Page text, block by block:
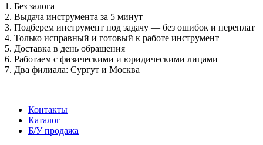
1. Без залога
2. Выдача инструмента за 5 минут
3. Подберем инструмент под задачу — без ошибок и переплат
4. Только исправный и готовый к работе инструмент
5. Доставка в день обращения
6. Работаем с физическими и юридическими лицами
7. Два филиала: Сургут и Москва
Контакты
Каталог
Б/У продажа